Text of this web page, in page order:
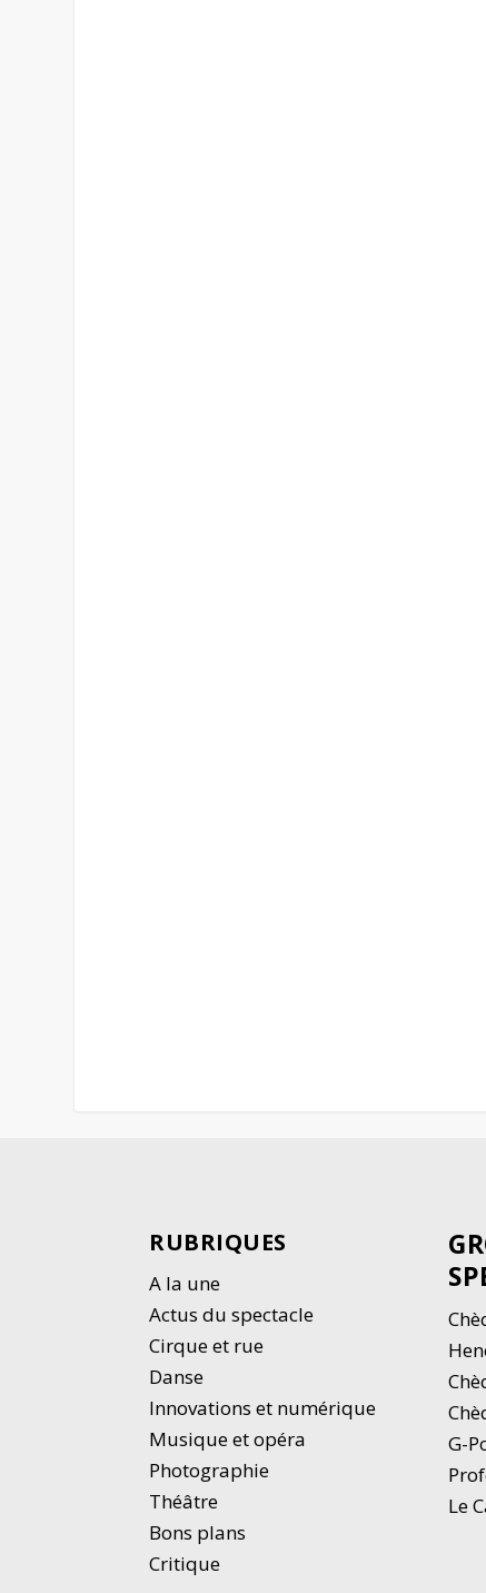
RUBRIQUES
A la une
Actus du spectacle
Cirque et rue
Danse
Innovations et numérique
Musique et opéra
Photographie
Théâtre
Bons plans
Critique
G-
Le